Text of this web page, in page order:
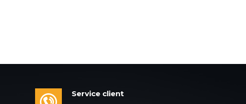
Service client